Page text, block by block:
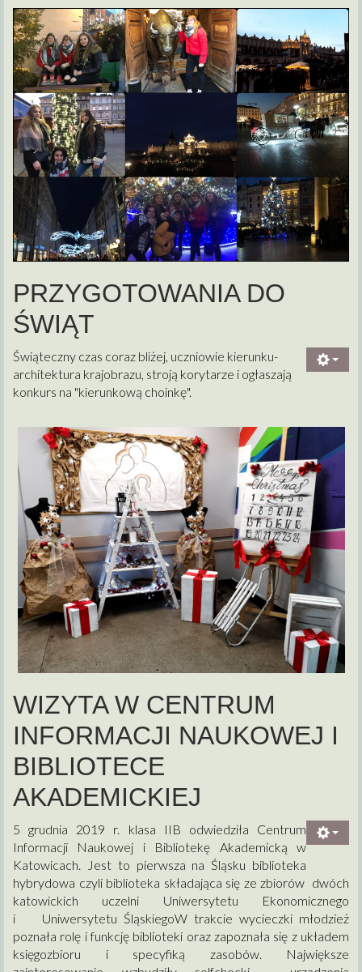
PRZYGOTOWANIA DO
ŚWIĄT
Świąteczny czas coraz bliżej, uczniowie kierunku-
architektura krajobrazu, stroją korytarze i ogłaszają
konkurs na "kierunkową choinkę".
WIZYTA W CENTRUM
INFORMACJI NAUKOWEJ I
BIBLIOTECE
AKADEMICKIEJ
5 grudnia 2019 r. klasa IIB odwiedziła Centrum
Informacji Naukowej i Bibliotekę Akademicką w
Katowicach. Jest to pierwsza na Śląsku biblioteka
hybrydowa czyli biblioteka składająca się ze zbiorów dwóch
katowickich uczelni Uniwersytetu Ekonomicznego
i Uniwersytetu ŚląskiegoW trakcie wycieczki młodzież
poznała rolę i funkcję biblioteki oraz zapoznała się z układem
księgozbioru i specyfiką zasobów. Największe